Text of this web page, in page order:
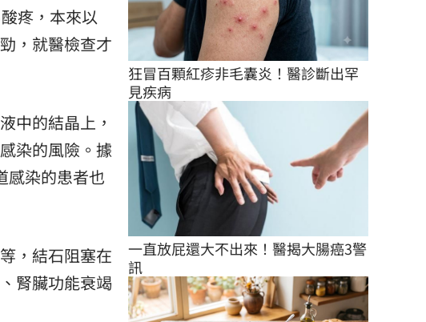
疼，本來以
，就醫檢查才
中的結晶上，
染的風險。據
感染的患者也
，結石阻塞在
腎臟功能衰竭
狂冒百顆紅疹非毛囊炎！醫診斷出罕
見疾病
一直放屁還大不出來！醫揭大腸癌3警
訊